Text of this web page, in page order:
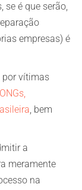
se é que serão,
empresas) é
por vítimas
ONGs,
, bem
a
meramente
na